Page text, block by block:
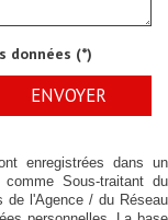
données (*)
ENVOYER
enregistrées dans un
Sous-traitant du
de l'Agence / du Réseau